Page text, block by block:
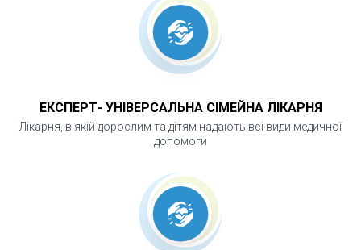
ЕКСПЕРТ- УНІВЕРСАЛЬНА СІМЕЙНА ЛІКАРНЯ
Лікарня, в якій дорослим та дітям надають всі види медичної
допомоги